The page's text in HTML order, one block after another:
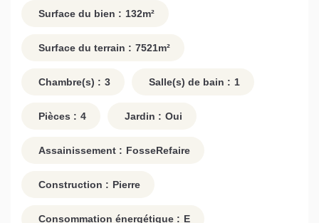
Surface du bien : 132m²
Surface du terrain : 7521m²
Chambre(s) : 3 Salle(s) de bain : 1
Pièces : 4 Jardin : Oui
Assainissement : FosseRefaire
Construction : Pierre
Consommation énergétique : E